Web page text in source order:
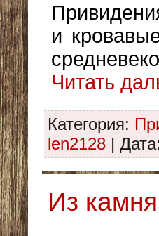
и
Читать
Категория:
len2128 | Дата:
Из